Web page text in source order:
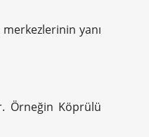
yanı
Örneğin Köprülü